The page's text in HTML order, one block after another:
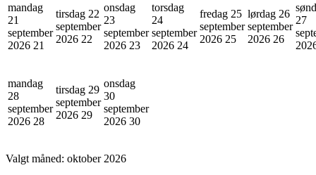
mandag
21
september
2026 21
tirsdag 22
september
2026 22
onsdag
23
september
2026 23
torsdag
24
september
2026 24
fredag 25
september
2026 25
lørdag 26
september
2026 26
27
mandag
28
september
2026 28
tirsdag 29
september
2026 29
onsdag
30
september
2026 30
Valgt måned: oktober 2026